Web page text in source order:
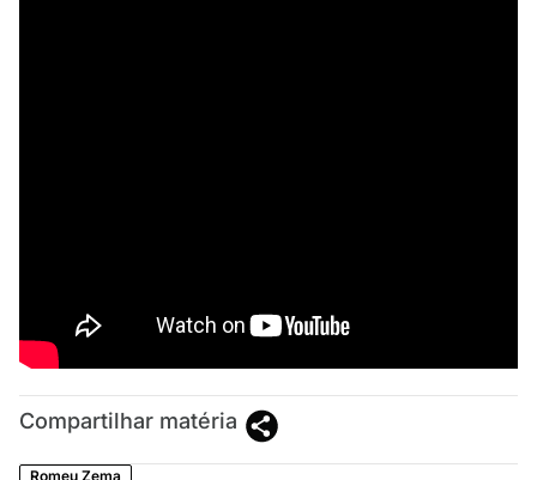
Compartilhar matéria
Romeu Zema